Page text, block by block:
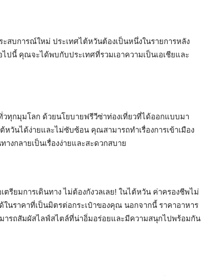
สบการณ์ใหม่ ประเทศไต้หวันต้องเป็นหนึ่งในรายการหลัง
ปนี้ คุณจะได้พบกับประเทศที่รวมเอาความเป็นเอเชียและ
วทุกมุมโลก ด้วยนโยบายฟรีวีซ่าท่องเที่ยวที่ได้ออกแบบมา
หวันได้ง่ายและไม่ซับซ้อน คุณสามารถทำเรื่องการเข้าเมือง
งกลายเป็นเรื่องง่ายและสะดวกสบาย
ตรียมการเดินทาง ไม่ต้องกังวลเลย! ในไต้หวัน ค่าครองชีพไม่
ราคาที่เป็นมิตรต่อกระเป๋าของคุณ นอกจากนี้ ราคาอาหาร
ารถสัมผัสไลฟ์สไตล์ที่น่าอิ่มอร่อยและมีความสนุกไปพร้อมกัน